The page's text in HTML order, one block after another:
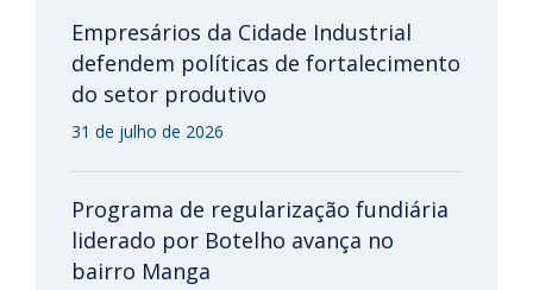
Empresários da Cidade Industrial
defendem políticas de fortalecimento
do setor produtivo
31 de julho de 2026
Programa de regularização fundiária
liderado por Botelho avança no
bairro Manga